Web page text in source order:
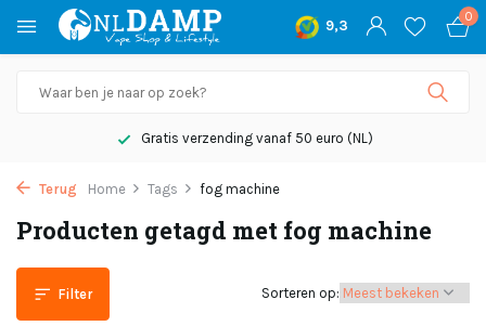
9,3
0
Gratis verzending vanaf 50 euro (NL)
Terug Home Tags fog machine
Producten getagd met fog machine
Filter Sorteren op: